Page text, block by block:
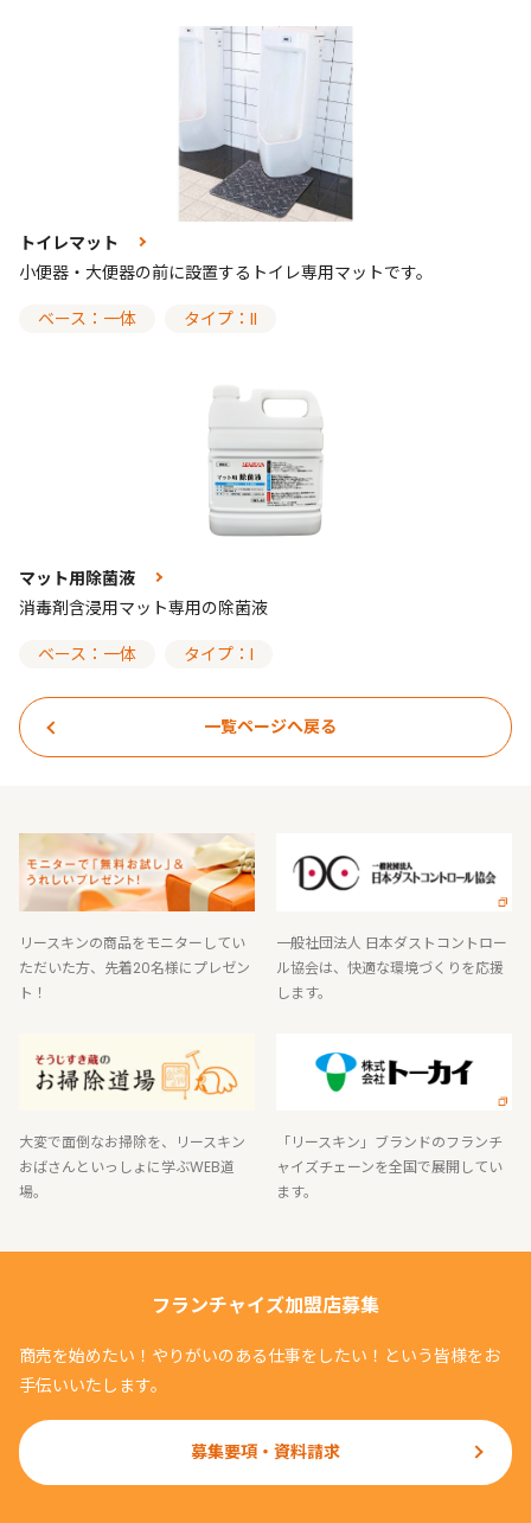
トイレマット
小便器・大便器の前に設置するトイレ専用マットです。
ベース：一体
タイプ：II
マット用除菌液
消毒剤含浸用マット専用の除菌液
ベース：一体
タイプ：I
一覧ページへ戻る
リースキンの商品をモニターしてい
ただいた方、先着20名様にプレゼン
ト！
一般社団法人 日本ダストコントロー
ル協会は、快適な環境づくりを応援
します。
大変で面倒なお掃除を、リースキン
おばさんといっしょに学ぶWEB道
場。
「リースキン」ブランドのフランチ
ャイズチェーンを全国で展開してい
ます。
フランチャイズ加盟店募集
商売を始めたい！やりがいのある仕事をしたい！という皆様をお
手伝いいたします。
募集要項・資料請求